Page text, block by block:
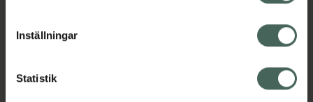
cookieinställningar. Ett återkallat samtycke påverkar inte
lagligheten av behandling som skett innan återkallelsen.
Inställningar
Statistik
syd till Lappland i norr, och online i mobilen och på
datorn. Oavsett vem du är så är det vårt uppdrag att
hjälpa just dig att må lite bättre. Välkommen att prata
med oss.